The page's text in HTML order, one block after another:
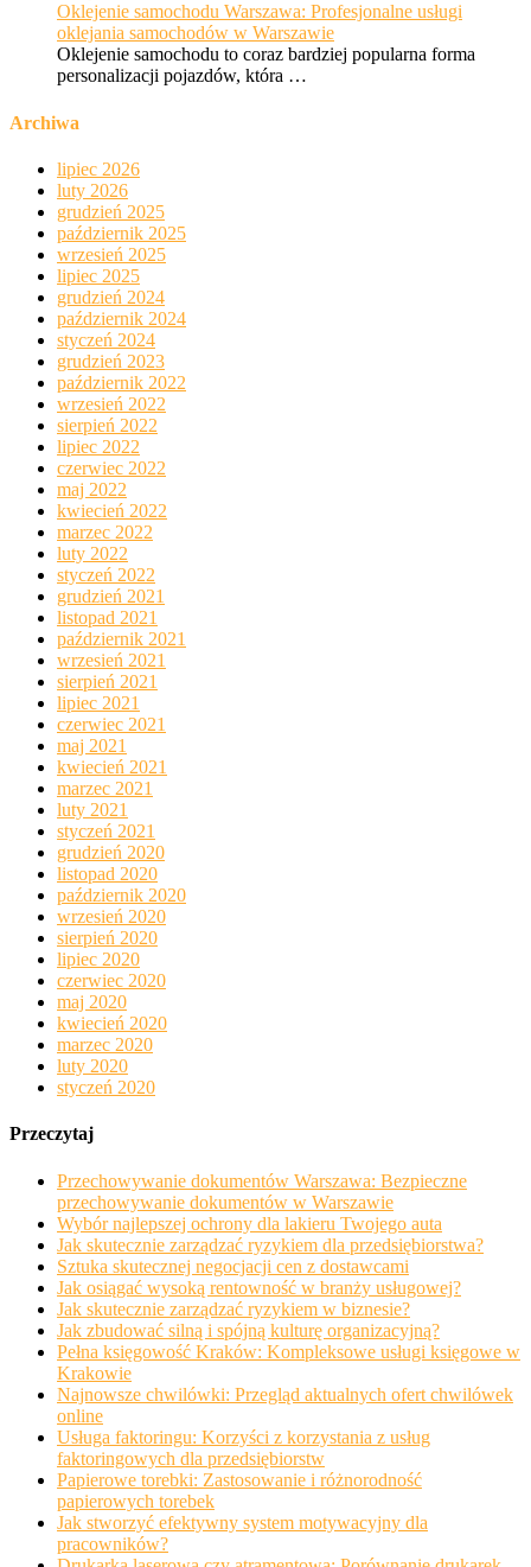
Oklejenie samochodu Warszawa: Profesjonalne usługi
oklejania samochodów w Warszawie
Oklejenie samochodu to coraz bardziej popularna forma
personalizacji pojazdów, która …
Archiwa
lipiec 2026
luty 2026
grudzień 2025
październik 2025
wrzesień 2025
lipiec 2025
grudzień 2024
październik 2024
styczeń 2024
grudzień 2023
październik 2022
wrzesień 2022
sierpień 2022
lipiec 2022
czerwiec 2022
maj 2022
kwiecień 2022
marzec 2022
luty 2022
styczeń 2022
grudzień 2021
listopad 2021
październik 2021
wrzesień 2021
sierpień 2021
lipiec 2021
czerwiec 2021
maj 2021
kwiecień 2021
marzec 2021
luty 2021
styczeń 2021
grudzień 2020
listopad 2020
październik 2020
wrzesień 2020
sierpień 2020
lipiec 2020
czerwiec 2020
maj 2020
kwiecień 2020
marzec 2020
luty 2020
styczeń 2020
Przeczytaj
Przechowywanie dokumentów Warszawa: Bezpieczne
przechowywanie dokumentów w Warszawie
Wybór najlepszej ochrony dla lakieru Twojego auta
Jak skutecznie zarządzać ryzykiem dla przedsiębiorstwa?
Sztuka skutecznej negocjacji cen z dostawcami
Jak osiągać wysoką rentowność w branży usługowej?
Jak skutecznie zarządzać ryzykiem w biznesie?
Jak zbudować silną i spójną kulturę organizacyjną?
Pełna księgowość Kraków: Kompleksowe usługi księgowe w
Krakowie
Najnowsze chwilówki: Przegląd aktualnych ofert chwilówek
online
Usługa faktoringu: Korzyści z korzystania z usług
faktoringowych dla przedsiębiorstw
Papierowe torebki: Zastosowanie i różnorodność
papierowych torebek
Jak stworzyć efektywny system motywacyjny dla
pracowników?